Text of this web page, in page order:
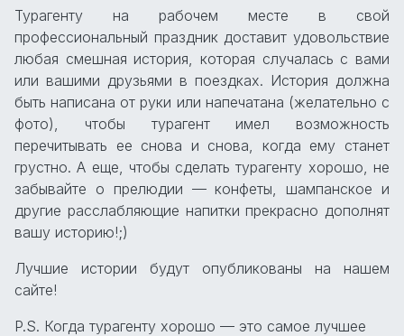
Турагенту на рабочем месте в свой
профессиональный праздник доставит удовольствие
любая смешная история, которая случалась с вами
или вашими друзьями в поездках. История должна
быть написана от руки или напечатана (желательно с
фото), чтобы турагент имел возможность
перечитывать ее снова и снова, когда ему станет
грустно. А еще, чтобы сделать турагенту хорошо, не
забывайте о прелюдии — конфеты, шампанское и
другие расслабляющие напитки прекрасно дополнят
вашу историю!;)
Лучшие истории будут опубликованы на нашем
сайте!
P.S. Когда турагенту хорошо — это самое лучшее